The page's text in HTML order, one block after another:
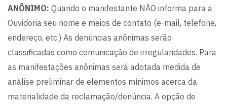
ANÔNIMO: Quando o manifestante NÃO informa para a
Ouvidoria seu nome e meios de contato (e-mail, telefone,
endereço, etc.) As denúncias anônimas serão
classificadas como comunicação de irregularidades. Para
as manifestações anônimas será adotada medida de
análise preliminar de elementos mínimos acerca da
materialidade da reclamação/denúncia. A opção de